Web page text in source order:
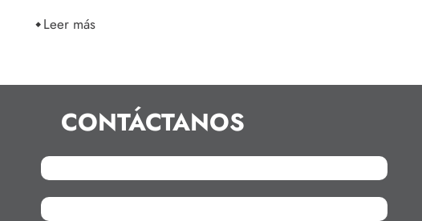
Leer más
CONTÁCTANOS